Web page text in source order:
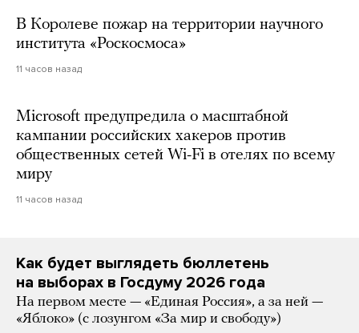
В Королеве пожар на территории научного
института «Роскосмоса»
11 часов назад
Microsoft предупредила о масштабной
кампании российских хакеров против
общественных сетей Wi-Fi в отелях по всему
миру
11 часов назад
Как будет выглядеть бюллетень
на выборах в Госдуму 2026 года
На первом месте — «Единая Россия», а за ней —
«Яблоко» (с лозунгом «За мир и свободу»)